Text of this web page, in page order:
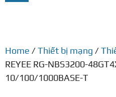
Home /Thiết bị mạng /
REYEE RG-NBS3200-
10/100/1000BASE-T